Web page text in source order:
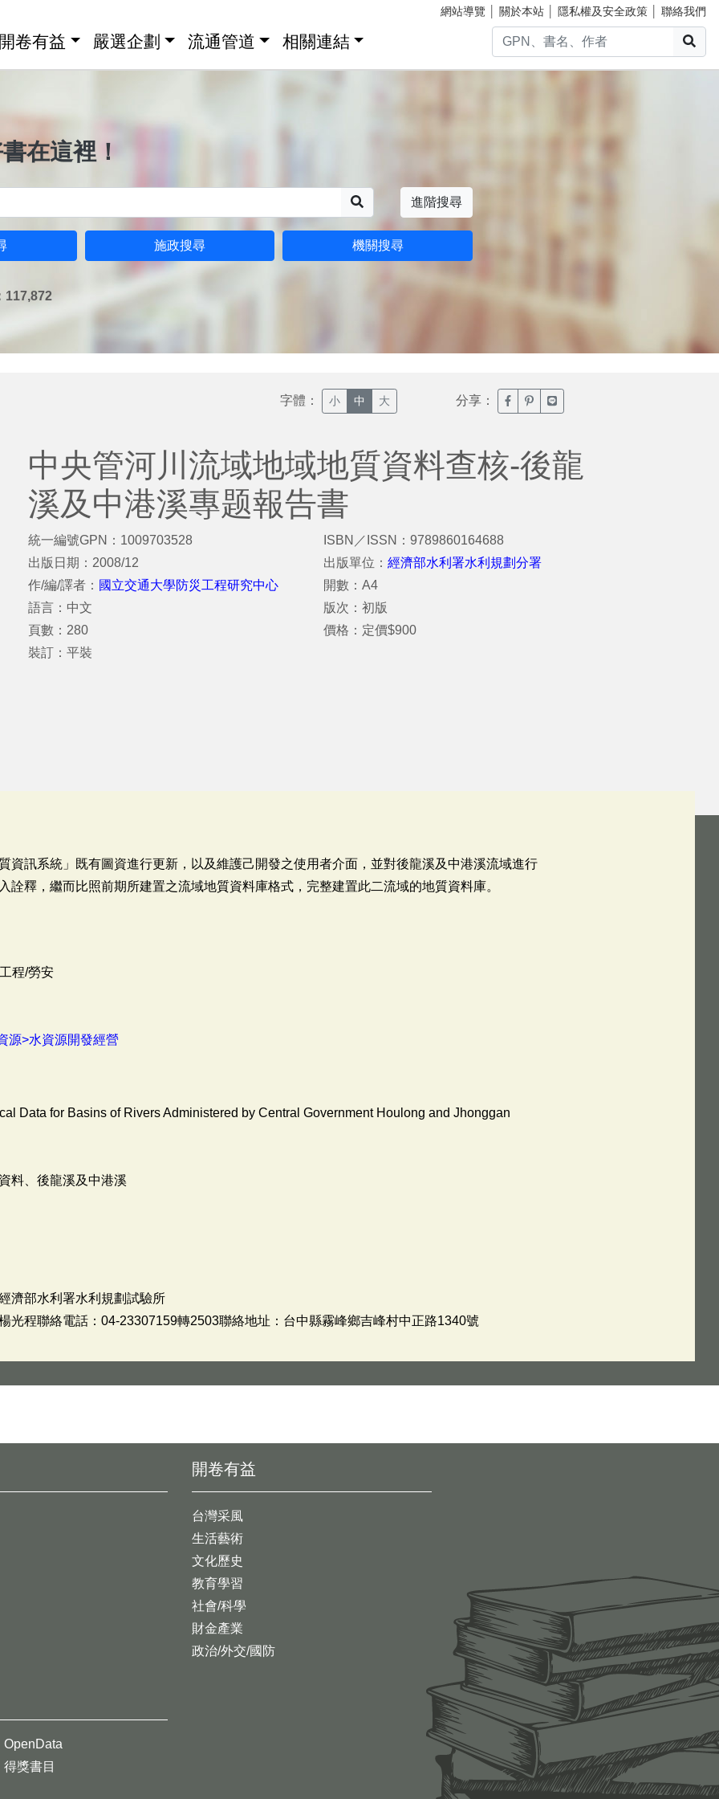
網站導覽 關於本站 隱私權及安全政策 聯絡我們
卷有益 嚴選企劃 流通管道 相關連結
在這裡！
進階搜尋
施政搜尋 機關搜尋
117,872
字體： 小 中 大 分享： 臉書分享(另開新視窗)
噗浪分享(另開新視窗)
Line分享(另開新視窗)
中央管河川流域地域地質資料查核-後龍
溪及中港溪專题報告書
統一編號GPN：1009703528
出版日期：2008/12
作/編/譯者： 國立交通大學防災工程研究中心
語言：中文
頁數：280
裝訂：平裝
ISBN／ISSN：9789860164688
出版單位：經濟部水利署水利規劃分署
開數：A4
版次：初版
價格：定價$900
資訊系統」既有圖資進行更新，以及維護己開發之使用者介面，並對後龍溪及中港溪流域進行
詮釋，繼而比照前期所建置之流域地質資料庫格式，完整建置此二流域的地質資料庫。
程/勞安
源>水資源開發經營
Data for Basins of Rivers Administered by Central Government Houlong and Jhonggan
料、後龍溪及中港溪
濟部水利署水利規劃試驗所
光程聯絡電話：04-23307159轉2503聯絡地址：台中縣霧峰鄉吉峰村中正路1340號
開卷有益
台灣采風
生活藝術
文化歷史
教育學習
社會/科學
財金產業
政治/外交/國防
OpenData
得獎書目